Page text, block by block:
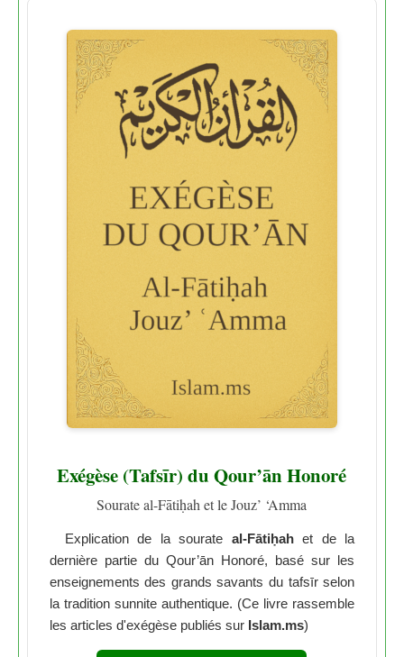
Exégèse (Tafsīr) du Qour’ān Honoré
Sourate al-Fātiḥah et le Jouz’ ‘Amma
Explication de la sourate al-Fātiḥahet de la
dernière partie du Qour’ān Honoré, basé sur les
enseignements des grands savants du tafsīr selon
la tradition sunnite authentique. (Ce livre rassemble
les articles d'exégèse publiés sur Islam.ms)